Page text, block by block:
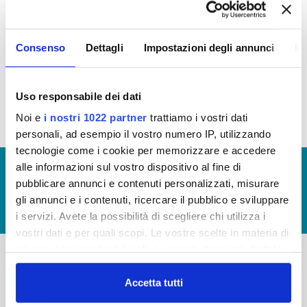
Consenso Dettagli Impostazioni degli annunci
Uso responsabile dei dati
Noi e i nostri 1022 partner trattiamo i vostri dati
personali, ad esempio il vostro numero IP, utilizzando
tecnologie come i cookie per memorizzare e accedere
alle informazioni sul vostro dispositivo al fine di
pubblicare annunci e contenuti personalizzati, misurare
gli annunci e i contenuti, ricercare il pubblico e sviluppare
i servizi. Avete la possibilità di scegliere chi utilizza i
vostri dati e per quali scopi. Le vostre scelte in materia di
in cui avete effettuato le vostre scelte. È possibile
modificare o revocare il proprio consenso in qualsiasi
momento dalla Dichiarazione sui cookie o facendo clic
Accetta tutti
In questa sezione puoi trovare il programma degli
interventi di Publiacqua 2016 - 2021 (visualizza
© Copyright 2017 - 2026
GLOSSARIO
GIUDICA IL SERVIZIO
LAVORA CON NOI
Publiacqua S.p.A
-
FAQ